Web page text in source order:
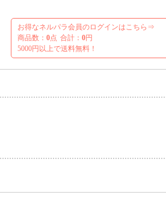
お得なネルパラ会員のログインはこちら⇒
商品数： 0点 合計： 0円
5000円以上で送料無料！